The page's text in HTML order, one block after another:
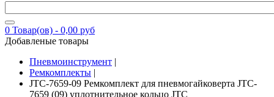
0 Товар(ов) - 0,00 руб
Добавленые товары
Пневмоинструмент |
Ремкомплекты |
JTC-7659-09 Ремкомплект для пневмогайковерта JTC-
7659 (09) уплотнительное кольцо JTC